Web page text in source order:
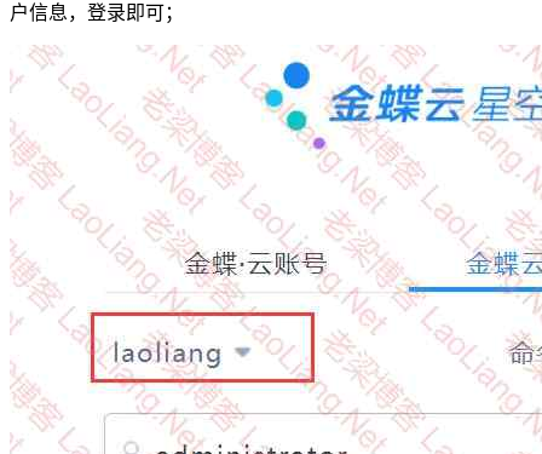
户信息，登录即可；